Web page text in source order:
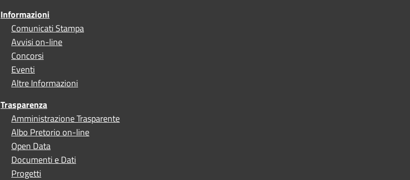
Informazioni
Comunicati Stampa
Avvisi on-line
Concorsi
Eventi
Altre Informazioni
Trasparenza
Amministrazione Trasparente
Albo Pretorio on-line
Open Data
Documenti e Dati
Progetti